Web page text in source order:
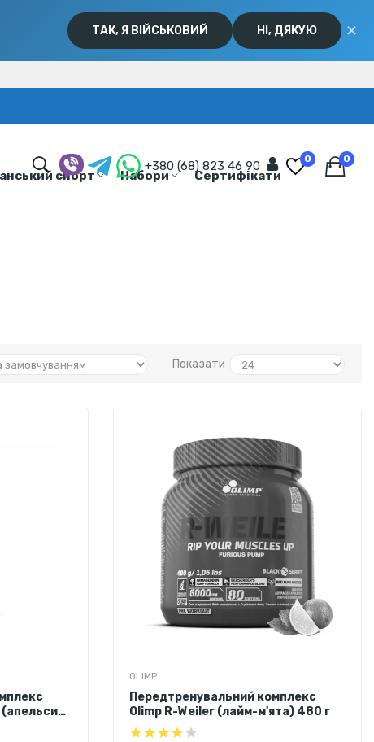
ТАК, Я ВІЙСЬКОВИЙ НІ, ДЯКУЮ ✕
спорт Набори
Сертифікати
+380 (68) 823 46 90 0 0
Показати
OLIMP
Передтренувальний комплекс
Olimp R-Weiler (лайм-м'ята) 480 г